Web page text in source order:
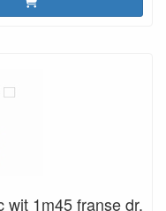
wit 1m45 franse dr.